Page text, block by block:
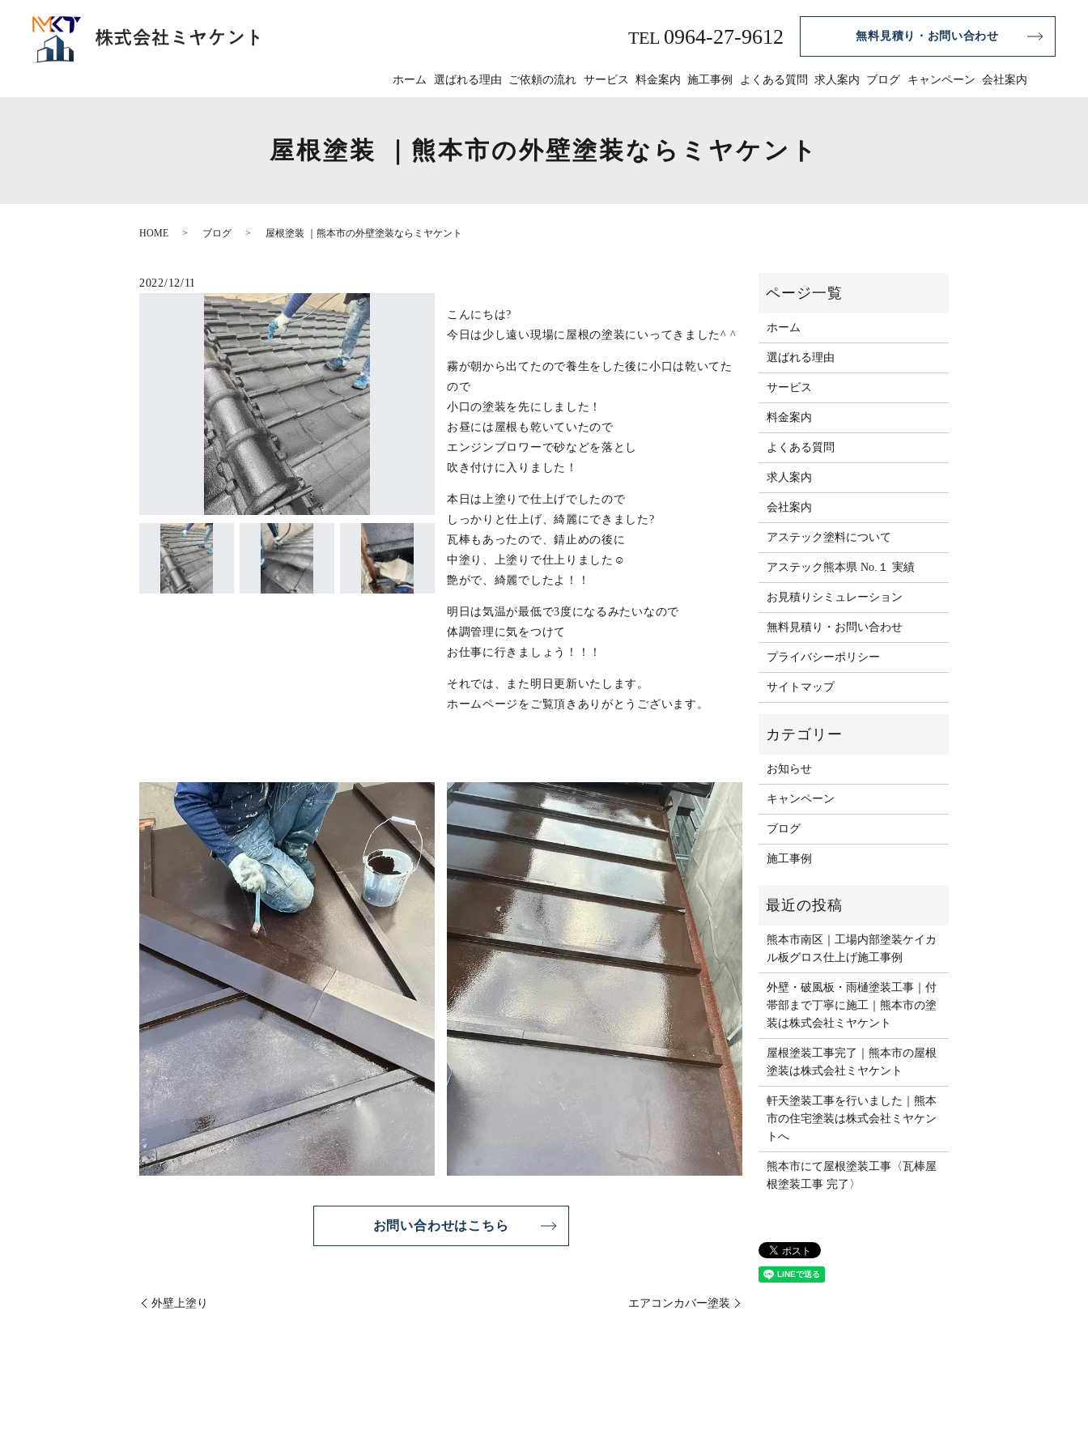
ホーム 選ばれる理由 ご依頼の流れ サービス 料金案内 施工事例 よくある質問 求人案内 ブログ キャンペーン 会社案内
TEL 0964-27-9612 無料見積り・お問い合わせ
屋根塗装 ｜熊本市の外壁塗装ならミヤケント
HOME ブログ 屋根塗装 ｜熊本市の外壁塗装ならミヤケント
2022/12/11
こんにちは?
今日は少し遠い現場に屋根の塗装にいってきました^ ^
霧が朝から出てたので養生をした後に小口は乾いてた
ので
小口の塗装を先にしました！
お昼には屋根も乾いていたので
エンジンブロワーで砂などを落とし
吹き付けに入りました！
本日は上塗りで仕上げでしたので
しっかりと仕上げ、綺麗にできました?
瓦棒もあったので、錆止めの後に
中塗り、上塗りで仕上りました☺️
艶がで、綺麗でしたよ！！
明日は気温が最低で3度になるみたいなので
体調管理に気をつけて
お仕事に行きましょう！！！
それでは、また明日更新いたします。
ホームページをご覧頂きありがとうございます。
お問い合わせはこちら
外壁上塗り エアコンカバー塗装
ホーム
選ばれる理由
サービス
料金案内
よくある質問
求人案内
会社案内
アステック塗料について
アステック熊本県 No.１ 実績
お見積りシミュレーション
無料見積り・お問い合わせ
プライバシーポリシー
サイトマップ
お知らせ
キャンペーン
ブログ
施工事例
熊本市南区｜工場内部塗装ケイカ
ル板グロス仕上げ施工事例
外壁・破風板・雨樋塗装工事｜付
帯部まで丁寧に施工｜熊本市の塗
装は株式会社ミヤケント
屋根塗装工事完了｜熊本市の屋根
塗装は株式会社ミヤケント
軒天塗装工事を行いました｜熊本
市の住宅塗装は株式会社ミヤケン
トへ
熊本市にて屋根塗装工事〈瓦棒屋
根塗装工事 完了〉